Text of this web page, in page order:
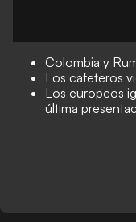
Colombia y
Los cafeteros
Los europeos
última